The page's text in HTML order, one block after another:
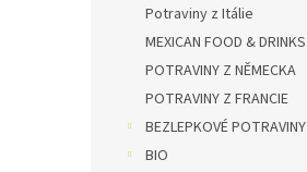
Potraviny z Itálie
MEXICAN FOOD & DRINKS
POTRAVINY Z NĚMECKA
POTRAVINY Z FRANCIE
BEZLEPKOVÉ POTRAVINY
BIO